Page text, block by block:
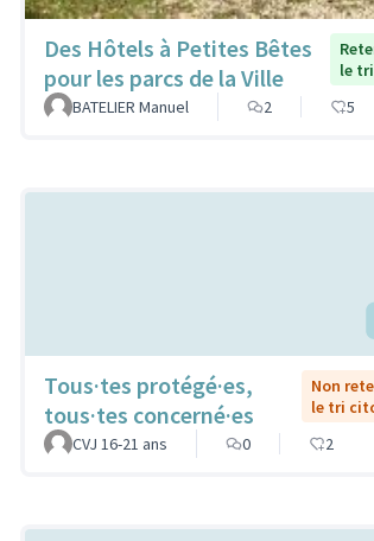
Des Hôtels à Petites Bêtes
pour les parcs de la Ville
le
BATELIER Manuel
2 5
Tous·tes protégé·es,
tous·tes concerné·es
Non
le tri
CVJ 16-21 ans
0 2